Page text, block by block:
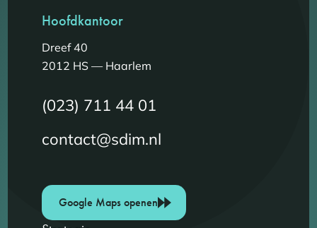
Hoofdkantoor
Dreef 40
2012 HS — Haarlem
(023) 711 44 01
contact@sdim.nl
Google Maps openen